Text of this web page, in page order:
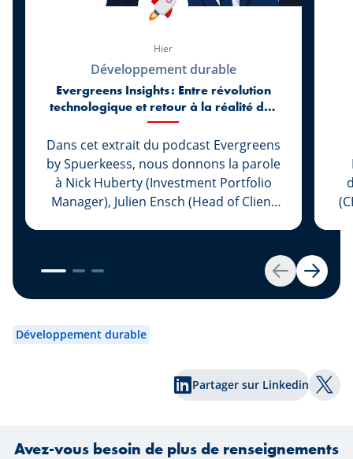
Retour
Hier
Développement durable
Evergreens Insights : Entre révolution
technologique et retour à la réalité des
marchés
Dans cet extrait du podcast Evergreens
by Spuerkeess, nous donnons la parole
à Nick Huberty (Investment Portfolio
Manager), Julien Ensch (Head of Client
pour revenir sur les six premiers mois
de 2026. Entre l’essor spectaculaire de
l’intelligence artificielle, le retour des
politiques monétaires et les nouvelles
une nouvelle fois réservé leur lot de
Développement durable
Partager sur Linkedin
Avez-vous besoin de plus de renseignements